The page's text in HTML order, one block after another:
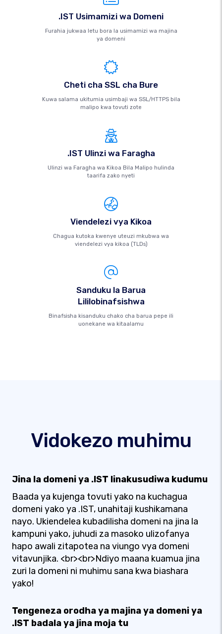
.IST Usimamizi wa Domeni
Furahia jukwaa letu bora la usimamizi wa majina
ya domeni
Cheti cha SSL cha Bure
Kuwa salama ukitumia usimbaji wa SSL/HTTPS bila
malipo kwa tovuti zote
.IST Ulinzi wa Faragha
Ulinzi wa Faragha wa Kikoa Bila Malipo hulinda
taarifa zako nyeti
Viendelezi vya Kikoa
Chagua kutoka kwenye uteuzi mkubwa wa
viendelezi vya kikoa (TLDs)
Sanduku la Barua
Lililobinafsishwa
Binafsisha kisanduku chako cha barua pepe ili
uonekane wa kitaalamu
Vidokezo muhimu
Jina la domeni ya .IST linakusudiwa kudumu
Baada ya kujenga tovuti yako na kuchagua
domeni yako ya .IST, unahitaji kushikamana
nayo. Ukiendelea kubadilisha domeni na jina la
kampuni yako, juhudi za masoko ulizofanya
hapo awali zitapotea na viungo vya domeni
vitavunjika. <br><br>Ndiyo maana kuamua jina
zuri la domeni ni muhimu sana kwa biashara
yako!
Tengeneza orodha ya majina ya domeni ya
.IST badala ya jina moja tu